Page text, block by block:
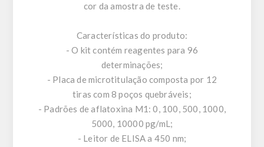
cor da amostra de teste.
Características do produto:
- O kit contém reagentes para 96
determinações;
- Placa de microtitulação composta por 12
tiras com 8 poços quebráveis;
- Padrões de aflatoxina M1: 0, 100, 500, 1000,
5000, 10000 pg/mL;
- Leitor de ELISA a 450 nm;